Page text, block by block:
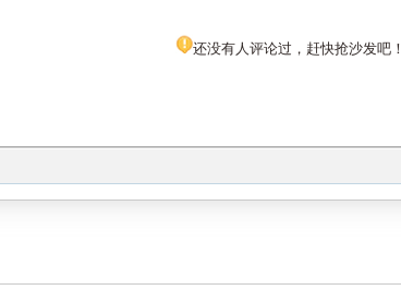
还没有人评论过，赶快抢沙发吧！